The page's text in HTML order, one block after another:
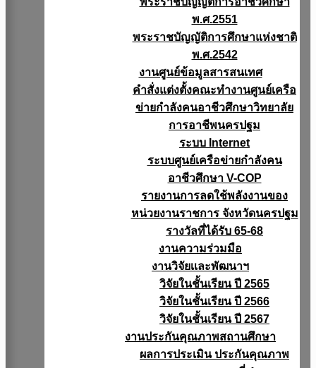
พ.ศ.2551
พระราชบัญญัติการศึกษาแห่งชาติ
พ.ศ.2542
งานศูนย์ข้อมูลสารสนเทศ
คำสั่งแต่งตั้งคณะทำงานศูนย์เครือ
ข่ายกำลังคนอาชีวศึกษาวิทยาลัย
การอาชีพนครปฐม
ระบบ Internet
ระบบศูนย์เครือข่ายกำลังคน
อาชีวศึกษา V-COP
รายงานการลดใช้พลังงานของ
หน่วยงานราชการ จังหวัดนครปฐม
รางวัลที่ได้รับ 65-68
งานความร่วมมือ
งานวิจัยเเละพัฒนาฯ
วิจัยในชั้นเรียน ปี 2565
วิจัยในชั้นเรียน ปี 2566
วิจัยในชั้นเรียน ปี 2567
งานประกันคุณภาพสถานศึกษา
ผลการประเมิน ประกันคุณภาพ